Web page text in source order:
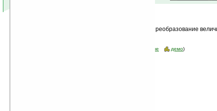
Группа: Управление информацией / Преобразование
пробные демо)